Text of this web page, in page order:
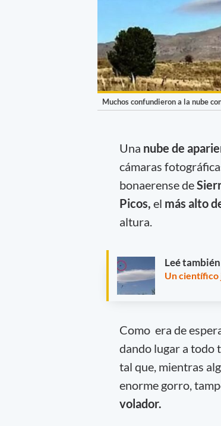
Muchos confundieron a la nube
Una nube de
cámaras
bonaerense de
Picos, el más alto
altura.
Leé también
Un científico
Como era de
dando lugar a todo
tal que, mientras
enorme gorro,
volador.